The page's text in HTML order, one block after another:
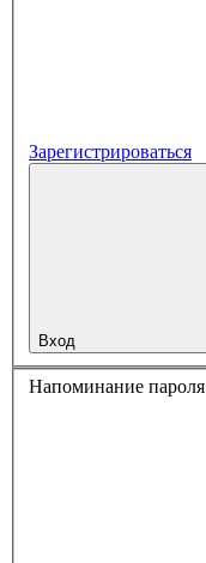
Зарегистрироваться
Вход
Напоминание пароля